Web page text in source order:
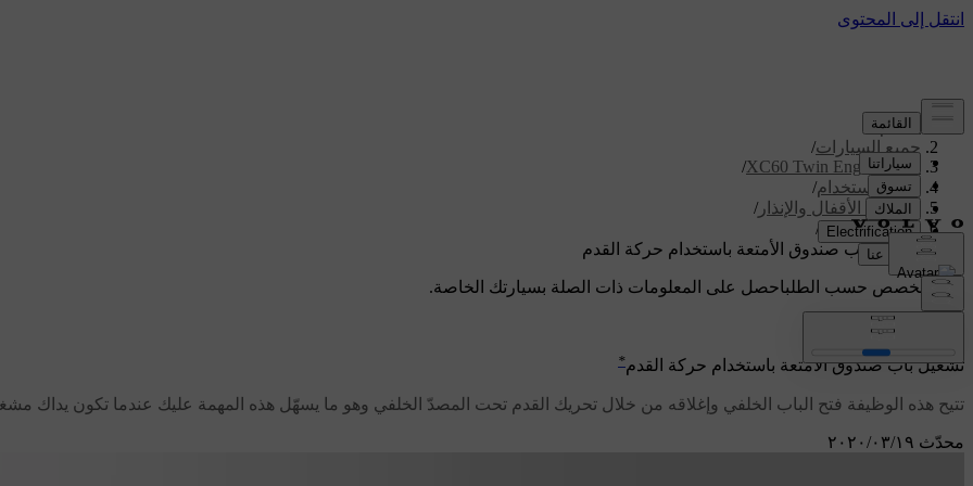
الدعم/
جميع السيارات/
XC60 Twin Engine 2020
/
دليل الاستخدام/
المفتاح، الأقفال والإنذار/
القفل والفتح /
تشغيل باب صندوق الأمتعة باستخدام حركة القدم
دعم مخصص حسب الطلباحصل على المعلومات ذات الصلة بسيارتك الخاصة.
تسجيل الدخول
محدّث ١٩‏/٠٣‏/٢٠٢٠
تشغيل باب صندوق الأمتعة باستخدام حركة القدم*
تتيح هذه الوظيفة فتح الباب الخلفي وإغلاقه من خلال تحريك القدم تحت المصدّ الخلفي وهو ما يسهّل هذه المهمة عليك عندما تكون يداك